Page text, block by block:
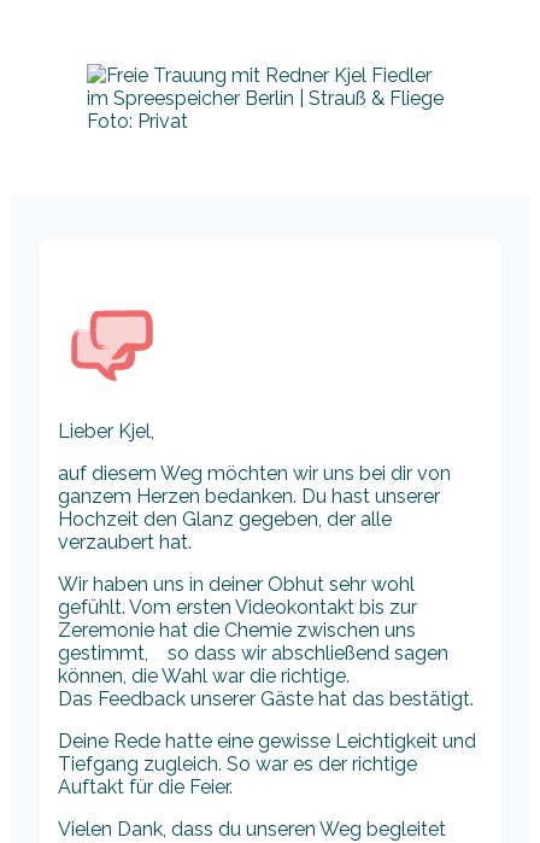
Foto: Privat
Lieber Kjel,
auf diesem Weg möchten wir uns bei dir von
ganzem Herzen bedanken. Du hast unserer
Hochzeit den Glanz gegeben, der alle
verzaubert hat.
Wir haben uns in deiner Obhut sehr wohl
gefühlt. Vom ersten Videokontakt bis zur
Zeremonie hat die Chemie zwischen uns
gestimmt, so dass wir abschließend sagen
können, die Wahl war die richtige.
Das Feedback unserer Gäste hat das bestätigt.
Deine Rede hatte eine gewisse Leichtigkeit und
Tiefgang zugleich. So war es der richtige
Auftakt für die Feier.
Vielen Dank, dass du unseren Weg begleitet